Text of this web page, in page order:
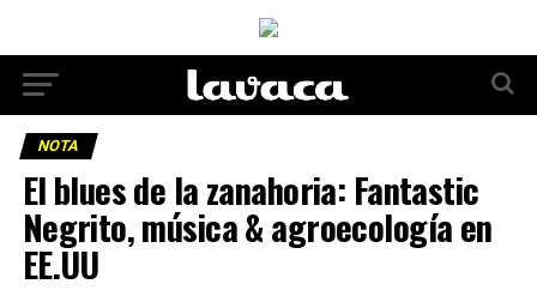
NOTA
El blues de la zanahoria: Fantastic
Negrito, música & agroecología en
EE.UU